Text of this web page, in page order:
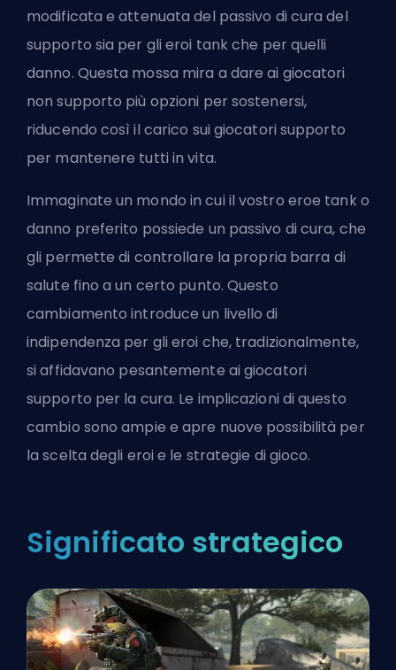
modificata e attenuata del passivo di cura del
supporto sia per gli eroi tank che per quelli
danno. Questa mossa mira a dare ai giocatori
non supporto più opzioni per sostenersi,
riducendo così il carico sui giocatori supporto
per mantenere tutti in vita.
Immaginate un mondo in cui il vostro eroe tank o
danno preferito possiede un passivo di cura, che
gli permette di controllare la propria barra di
salute fino a un certo punto. Questo
cambiamento introduce un livello di
indipendenza per gli eroi che, tradizionalmente,
si affidavano pesantemente ai giocatori
supporto per la cura. Le implicazioni di questo
cambio sono ampie e apre nuove possibilità per
la scelta degli eroi e le strategie di gioco.
Significato strategico